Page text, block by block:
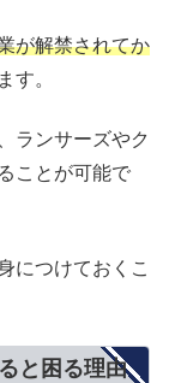
が解禁されてか
す。
ランサーズやク
ことが可能で
につけておくこ
と困る理由